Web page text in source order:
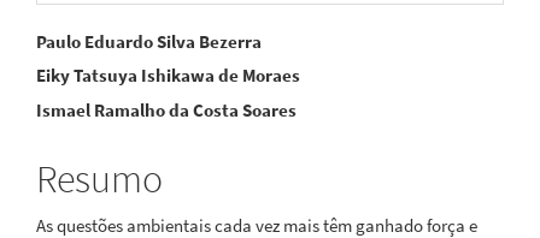
Conteúdo
do
artigo
principal
Paulo Eduardo Silva Bezerra
Eiky Tatsuya Ishikawa de Moraes
Ismael Ramalho da Costa Soares
Resumo
As questões ambientais cada vez mais têm ganhado força e